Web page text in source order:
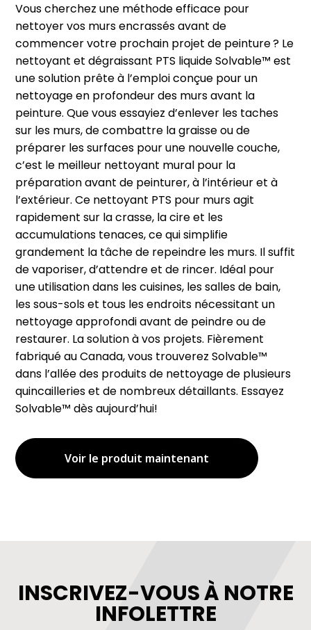
Vous cherchez une méthode efficace pour
nettoyer vos murs encrassés avant de
commencer votre prochain projet de peinture ? Le
nettoyant et dégraissant PTS liquide Solvable™ est
une solution prête à l’emploi conçue pour un
nettoyage en profondeur des murs avant la
peinture. Que vous essayiez d’enlever les taches
sur les murs, de combattre la graisse ou de
préparer les surfaces pour une nouvelle couche,
c’est le meilleur nettoyant mural pour la
préparation avant de peinturer, à l’intérieur et à
l’extérieur. Ce nettoyant PTS pour murs agit
rapidement sur la crasse, la cire et les
accumulations tenaces, ce qui simplifie
grandement la tâche de repeindre les murs. Il suffit
de vaporiser, d’attendre et de rincer. Idéal pour
une utilisation dans les cuisines, les salles de bain,
les sous-sols et tous les endroits nécessitant un
nettoyage approfondi avant de peindre ou de
restaurer. La solution à vos projets. Fièrement
fabriqué au Canada, vous trouverez Solvable™
dans l’allée des produits de nettoyage de plusieurs
quincailleries et de nombreux détaillants. Essayez
Solvable™ dès aujourd’hui!
Voir le produit maintenant
INSCRIVEZ-VOUS À NOTRE
INFOLETTRE